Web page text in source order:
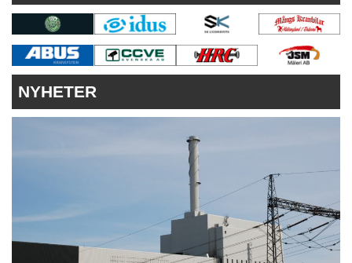
KONTAKT
VÅRA ANDRA MAGASIN
PRENUMERERA
ANNONSERA
NYHETER